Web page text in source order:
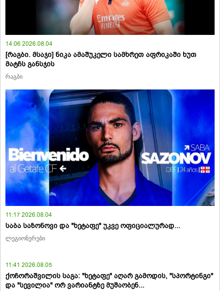
14:06 2026.08.04
[რაგბი. მსაჯი] ნიკა ამაშუკელი სამხრეთ აფრიკაში ხუთ
მატჩს განსჯის
რაგბი
11:17 2026.08.04
საბა საზონოვი და "ხეტაფე" უკვე ოფიციალურად...
ლეგიონერები
11:41 2026.08.05
ქოჩორაშვილის საგა: "ხეტაფე" აღარ გამოდის, "სპორტინგი"
და "სევილია" ორ ვარიანტზე მუშაობენ...